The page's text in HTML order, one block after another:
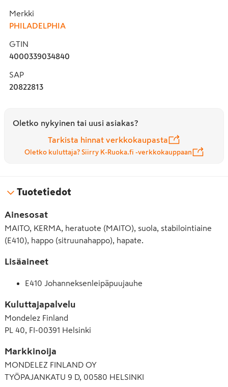
Merkki
PHILADELPHIA
GTIN
4000339034840
SAP
20822813
Oletko nykyinen tai uusi asiakas?
Tarkista hinnat verkkokaupasta
Oletko kuluttaja? Siirry K-Ruoka.fi -verkkokauppaan
Tuotetiedot
Ainesosat
MAITO, KERMA, heratuote (MAITO), suola, stabilointiaine
(E410), happo (sitruunahappo), hapate.
Lisäaineet
E410 Johanneksenleipäpuujauhe
Kuluttajapalvelu
Mondelez Finland
PL 40, FI-00391 Helsinki
Markkinoija
MONDELEZ FINLAND OY
TYÖPAJANKATU 9 D, 00580 HELSINKI